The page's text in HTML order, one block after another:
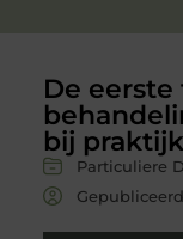
De
bij
Particuliere